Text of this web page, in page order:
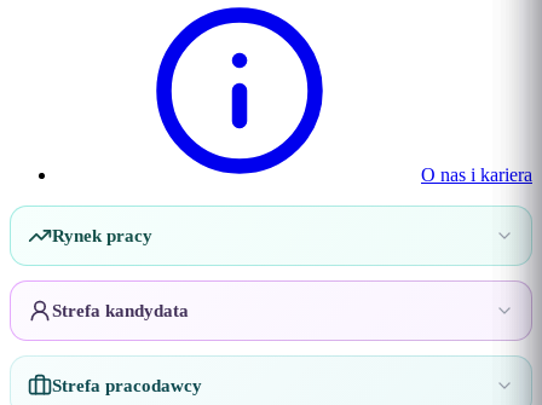
O nas i kariera
Rynek pracy
Strefa kandydata
Strefa pracodawcy